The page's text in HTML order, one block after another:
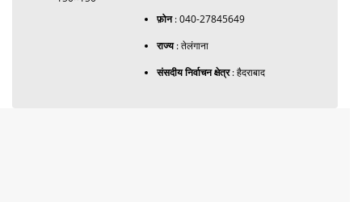
फ़ोन: 040-27845649
राज्य: तेलंगाना
संसदीय निर्वाचन क्षेत्र: हैदराबाद